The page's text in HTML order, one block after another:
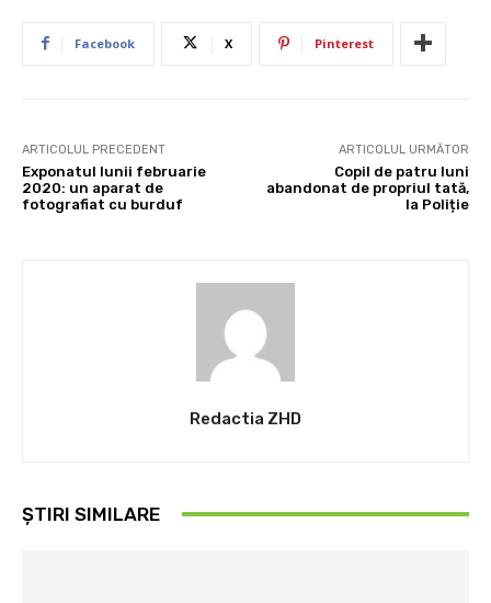
Facebook X Pinterest
ARTICOLUL PRECEDENT
Exponatul lunii februarie
2020: un aparat de
fotografiat cu burduf
ARTICOLUL URMĂTOR
Copil de patru luni
abandonat de propriul tată,
la Poliție
Redactia ZHD
ȘTIRI SIMILARE